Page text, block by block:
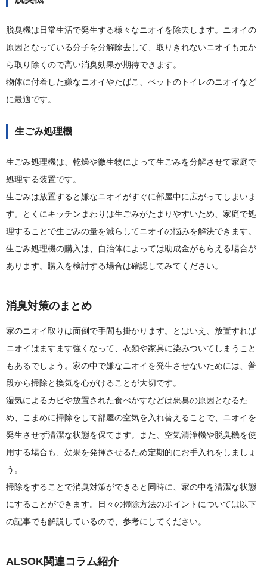
脱臭機は日常生活で発生する様々なニオイを除去します。ニオイの
原因となっている分子を分解除去して、取りきれないニオイも元か
ら取り除くので高い消臭効果が期待できます。
物体に付着した嫌なニオイやたばこ、ペットのトイレのニオイなど
に最適です。
生ごみ処理機
生ごみ処理機は、乾燥や微生物によって生ごみを分解させて家庭で
処理する装置です。
生ごみは放置すると嫌なニオイがすぐに部屋中に広がってしまいま
す。とくにキッチンまわりは生ごみがたまりやすいため、家庭で処
理することで生ごみの量を減らしてニオイの悩みを解決できます。
生ごみ処理機の購入は、自治体によっては助成金がもらえる場合が
あります。購入を検討する場合は確認してみてください。
消臭対策のまとめ
家のニオイ取りは面倒で手間も掛かります。とはいえ、放置すれば
ニオイはますます強くなって、衣類や家具に染みついてしまうこと
もあるでしょう。家の中で嫌なニオイを発生させないためには、普
段から掃除と換気を心がけることが大切です。
湿気によるカビや放置された食べかすなどは悪臭の原因となるた
め、こまめに掃除をして部屋の空気を入れ替えることで、ニオイを
発生させず清潔な状態を保てます。また、空気清浄機や脱臭機を使
用する場合も、効果を発揮させるため定期的にお手入れをしましょ
う。
掃除をすることで消臭対策ができると同時に、家の中を清潔な状態
にすることができます。日々の掃除方法のポイントについては以下
の記事でも解説しているので、参考にしてください。
ALSOK関連コラム紹介